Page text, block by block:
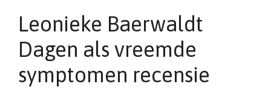
Leonieke Baerwaldt
Dagen als vreemde
symptomen recensie